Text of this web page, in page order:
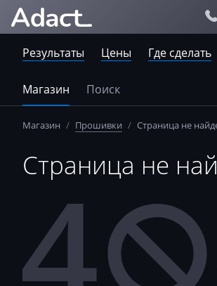
Результаты Цены Где сделать
Магазин Поиск
Магазин / Прошивки / Страница не
Страница не